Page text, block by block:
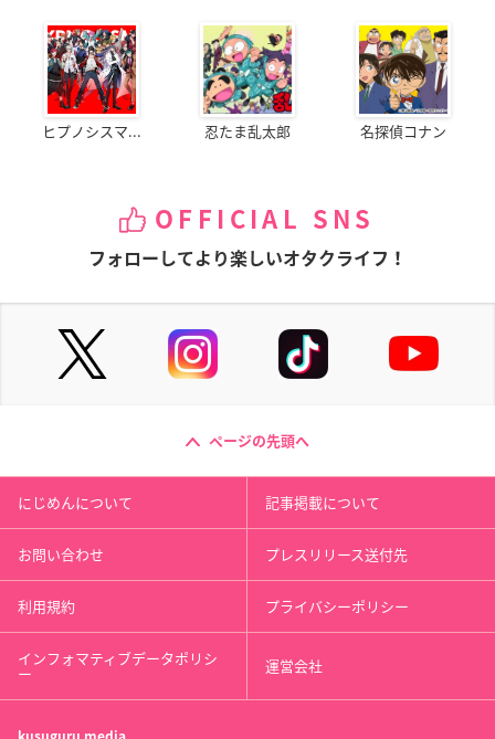
ヒプノシスマ... 忍たま乱太郎 名探偵コナン
OFFICIAL SNS
フォローしてより楽しいオタクライフ！
ページの先頭へ
にじめんについて 記事掲載について
お問い合わせ プレスリリース送付先
利用規約 プライバシーポリシー
インフォマティブデータポリシ
ー 運営会社
kusuguru media